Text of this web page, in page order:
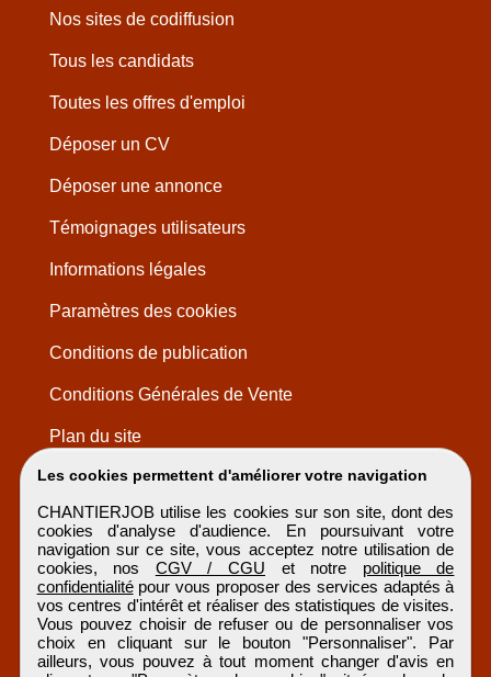
Les cookies permettent d'améliorer votre navigation
CHANTIERJOB utilise les cookies sur son site, dont des
cookies d'analyse d'audience. En poursuivant votre
navigation sur ce site, vous acceptez notre utilisation de
cookies, nos CGV / CGU et notre politique de
confidentialitépour vous proposer des services adaptés à
vos centres d'intérêt et réaliser des statistiques de visites.
Vous pouvez choisir de refuser ou de personnaliser vos
choix en cliquant sur le bouton "Personnaliser". Par
ailleurs, vous pouvez à tout moment changer d'avis en
Nos sites de codiffusion
Tous les candidats
Toutes les offres d'emploi
Déposer un CV
Déposer une annonce
Témoignages utilisateurs
Informations légales
Paramètres des cookies
Conditions de publication
Conditions Générales de Vente
Plan du site